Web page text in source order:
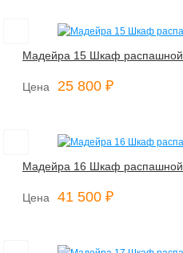
Мадейра 15 Шкаф распашной
Цена 25 800 ₽
Мадейра 16 Шкаф распашной
Цена 41 500 ₽